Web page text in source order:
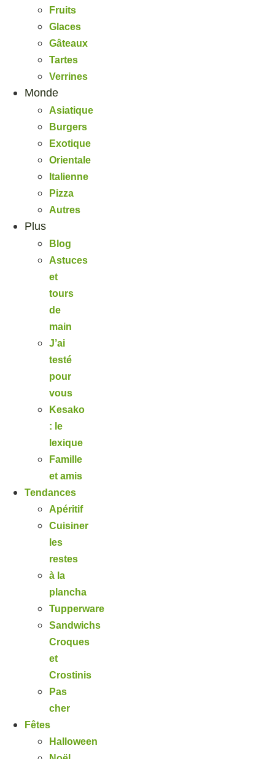
Fruits
Glaces
Gâteaux
Tartes
Verrines
Monde
Asiatique
Burgers
Exotique
Orientale
Italienne
Pizza
Autres
Plus
Blog
Astuces
et
tours
de
main
J’ai
testé
pour
vous
Kesako
: le
lexique
Famille
et amis
Tendances
Apéritif
Cuisiner
les
restes
à la
plancha
Tupperware
Sandwichs
Croques
et
Crostinis
Pas
cher
Fêtes
Halloween